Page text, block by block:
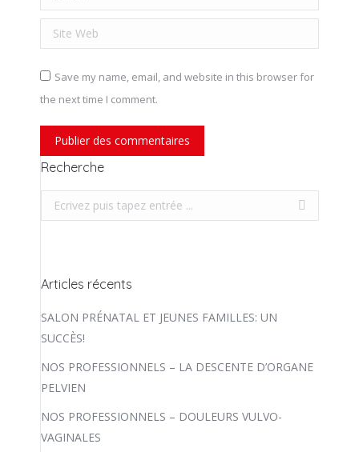
Site Web
Save my name, email, and website in this browser for
the next time I comment.
Publier des commentaires
Recherche
Recherche
Articles récents
SALON PRÉNATAL ET JEUNES FAMILLES: UN
SUCCÈS!
NOS PROFESSIONNELS – LA DESCENTE D’ORGANE
PELVIEN
NOS PROFESSIONNELS – DOULEURS VULVO-
VAGINALES